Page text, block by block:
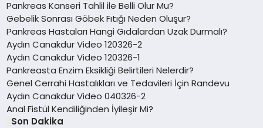
Pankreas Kanseri Tahlil ile Belli Olur Mu?
Gebelik Sonrası Göbek Fıtığı Neden Oluşur?
Pankreas Hastaları Hangi Gıdalardan Uzak Durmalı?
Aydın Canakdur Video 120326-2
Aydın Canakdur Video 120326-1
Pankreasta Enzim Eksikliği Belirtileri Nelerdir?
Genel Cerrahi Hastalıkları ve Tedavileri İçin Randevu
Aydın Canakdur Video 040326-2
Anal Fistül Kendiliğinden İyileşir Mi?
Son Dakika